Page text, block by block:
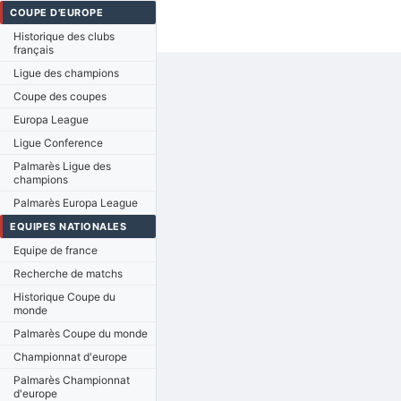
COUPE D'EUROPE
Historique des clubs
français
Ligue des champions
Coupe des coupes
Europa League
Ligue Conference
Palmarès Ligue des
champions
Palmarès Europa League
EQUIPES NATIONALES
Equipe de france
Recherche de matchs
Historique Coupe du
monde
Palmarès Coupe du monde
Championnat d'europe
Palmarès Championnat
d'europe